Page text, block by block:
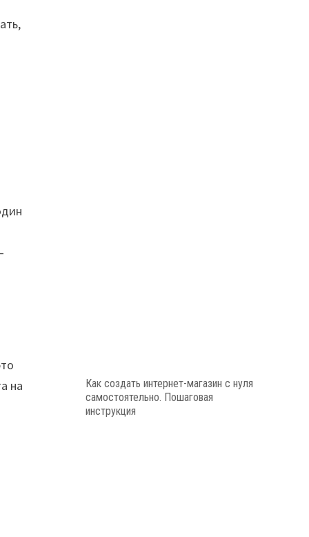
на
Как создать интернет-магазин с нуля
самостоятельно. Пошаговая
инструкция